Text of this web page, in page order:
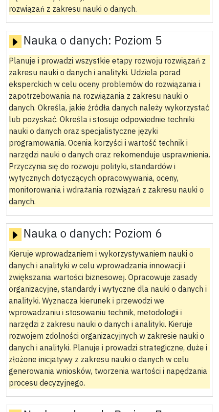
rozwiązań z zakresu nauki o danych.
Nauka o danych: Poziom 5
Planuje i prowadzi wszystkie etapy rozwoju rozwiązań z
zakresu nauki o danych i analityki. Udziela porad
eksperckich w celu oceny problemów do rozwiązania i
zapotrzebowania na rozwiązania z zakresu nauki o
danych. Określa, jakie źródła danych należy wykorzystać
lub pozyskać. Określa i stosuje odpowiednie techniki
nauki o danych oraz specjalistyczne języki
programowania. Ocenia korzyści i wartość technik i
narzędzi nauki o danych oraz rekomenduje usprawnienia.
Przyczynia się do rozwoju polityki, standardów i
wytycznych dotyczących opracowywania, oceny,
monitorowania i wdrażania rozwiązań z zakresu nauki o
danych.
Nauka o danych: Poziom 6
Kieruje wprowadzaniem i wykorzystywaniem nauki o
danych i analityki w celu wprowadzania innowacji i
zwiększania wartości biznesowej. Opracowuje zasady
organizacyjne, standardy i wytyczne dla nauki o danych i
analityki. Wyznacza kierunek i przewodzi we
wprowadzaniu i stosowaniu technik, metodologii i
narzędzi z zakresu nauki o danych i analityki. Kieruje
rozwojem zdolności organizacyjnych w zakresie nauki o
danych i analityki. Planuje i prowadzi strategiczne, duże i
złożone inicjatywy z zakresu nauki o danych w celu
generowania wniosków, tworzenia wartości i napędzania
procesu decyzyjnego.